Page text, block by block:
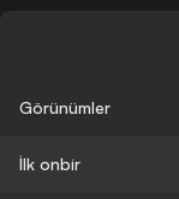
Görünümler
İlk onbir